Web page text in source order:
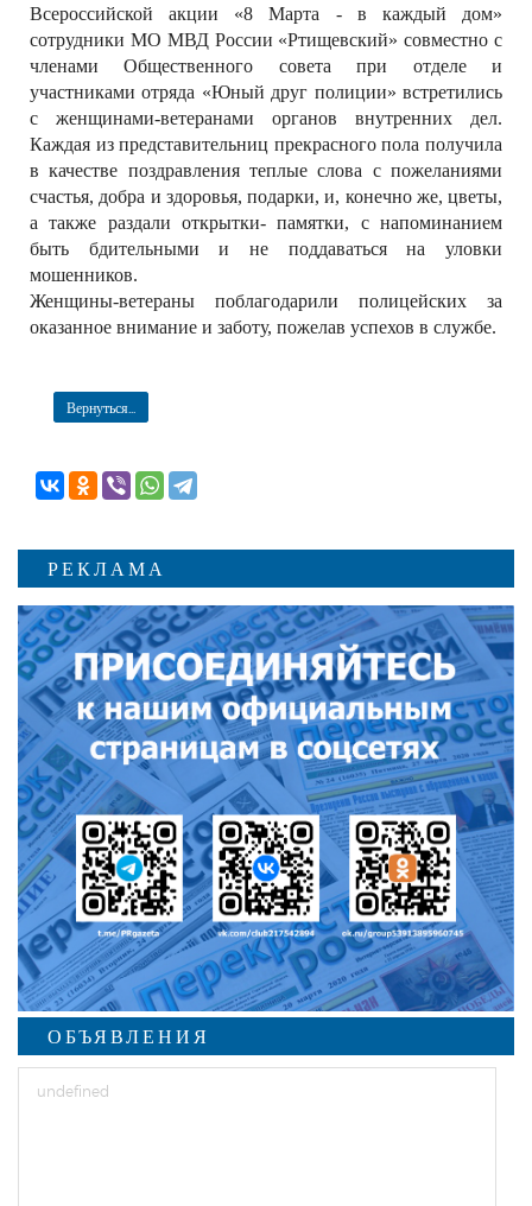
Всероссийской акции «8 Марта - в каждый дом»
сотрудники МО МВД России «Ртищевский» совместно с
членами Общественного совета при отделе и
участниками отряда «Юный друг полиции» встретились
с женщинами-ветеранами органов внутренних дел.
Каждая из представительниц прекрасного пола получила
в качестве поздравления теплые слова с пожеланиями
счастья, добра и здоровья, подарки, и, конечно же, цветы,
а также раздали открытки- памятки, с напоминанием
быть бдительными и не поддаваться на уловки
мошенников.
Женщины-ветераны поблагодарили полицейских за
оказанное внимание и заботу, пожелав успехов в службе.
Вернуться...
РЕКЛАМА
ОБЪЯВЛЕНИЯ
undefined